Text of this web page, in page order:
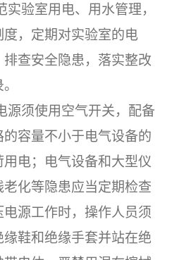
实验室用电、用水管理，
，定期对实验室的电
查安全隐患，落实整改
源须使用空气开关，配备
容量不小于电气设备的
电；电气设备和大型仪
化等隐患应当定期检查
源工作时，操作人员须
鞋和绝缘手套并站在绝